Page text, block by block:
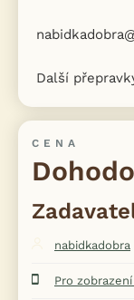
Další
CENA
nabidkadobra
Pro